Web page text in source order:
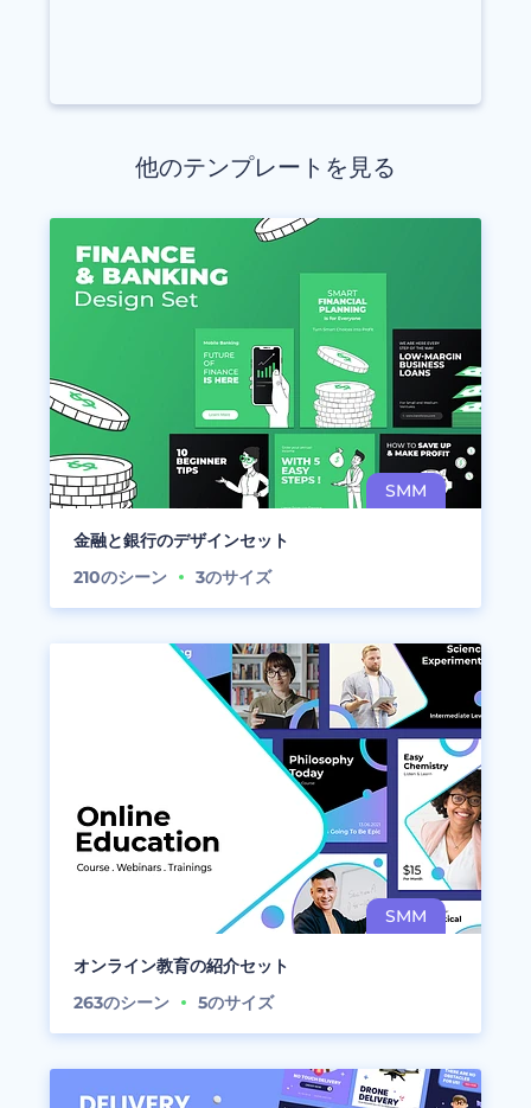
他のテンプレートを見る
金融と銀行のデザインセット
210のシーン 3のサイズ
オンライン教育の紹介セット
263のシーン 5のサイズ